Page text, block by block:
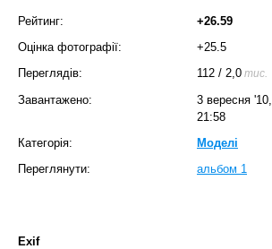
Рейтинг:
+26.59
Оцінка фотографії:
+25.5
Переглядів:
112 / 2,0 тис.
Завантажено:
3 вересня '10,
21:58
Категорія:
Моделі
Переглянути:
альбом 1
Exif